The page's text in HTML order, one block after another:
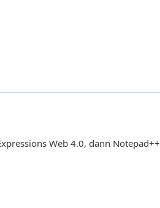
Web 4.0, dann